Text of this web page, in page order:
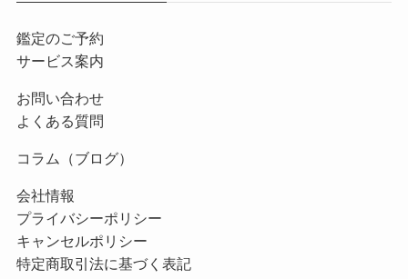
鑑定のご予約
サービス案内
お問い合わせ
よくある質問
コラム（ブログ）
会社情報
プライバシーポリシー
キャンセルポリシー
特定商取引法に基づく表記